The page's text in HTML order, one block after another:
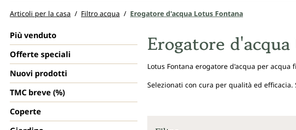
Articoli per la casa Filtro acqua Erogatore d'acqua Lotus Fontana
Più venduto
Offerte speciali
Nuovi prodotti
TMC breve (%)
Coperte
Erogatore
Lotus Fontana erogatore d'acqua per acqua
Selezionati con cura per qualità ed